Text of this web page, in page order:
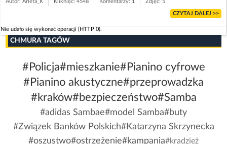
Autor: Arleta_K Kliknięć: 4548 Komentarzy: 1 Zdjęć: 5
CZYTAJ DALEJ >>
Nie udało się wykonać operacji (HTTP 0).
CHMURA TAGÓW
#Policja#mieszkanie#Pianino cyfrowe
#Pianino akustyczne#przeprowadzka
#kraków#bezpieczeństwo#Samba
#adidas Sambae#model Samba#buty
#Związek Banków Polskich#Katarzyna Skrzynecka
#oszustwo#ostrzeżenie#kampania#kradzież